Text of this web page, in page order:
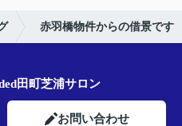
赤羽橋物件からの借景です
田町芝浦サロン
お問い合わせ